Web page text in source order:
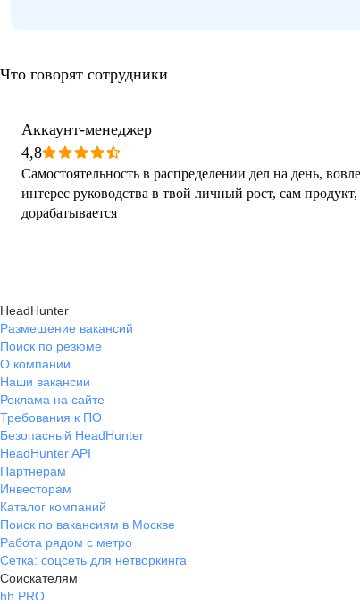
Что говорят сотрудники
Аккаунт-менеджер
4,8
Самостоятельность в распределении дел на день,
интерес руководства в твой личный рост, сам
дорабатывается
HeadHunter
Размещение вакансий
Поиск по резюме
О компании
Наши вакансии
Реклама на сайте
Требования к ПО
Безопасный HeadHunter
HeadHunter API
Партнерам
Инвесторам
Каталог компаний
Поиск по вакансиям в Москве
Работа рядом с метро
Сетка: соцсеть для нетворкинга
Соискателям
hh PRO